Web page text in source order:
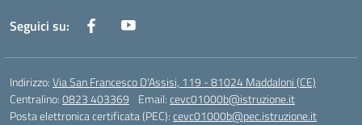
Seguici su:
Indirizzo:Via San Francesco D'Assisi, 119 - 81024 Maddaloni (CE)
Centralino:0823 403369 Email:cevc01000b@istruzione.it
Posta elettronica certificata (PEC):cevc01000b@pec.istruzione.it